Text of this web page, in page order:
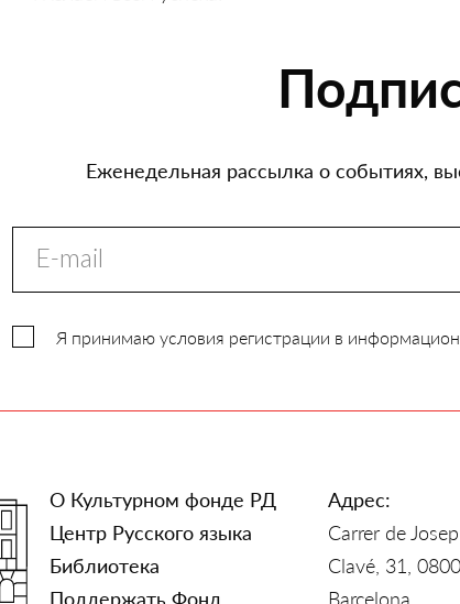
Еженедельная рассылка о событиях,
Я принимаю условия регистрации в
О Культурном фонде РД
Центр Русского языка
Библиотека
Поддержать Фонд
Адрес:
Carrer de
Clavé, 31,
Barcelona